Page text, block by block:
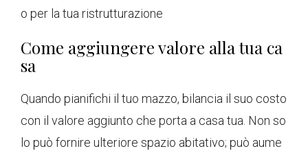
o per la tua ristrutturazione
Come aggiungere valore alla tua ca
sa
Quando pianifichi il tuo mazzo, bilancia il suo costo
con il valore aggiunto che porta a casa tua. Non so
lo può fornire ulteriore spazio abitativo; può aume